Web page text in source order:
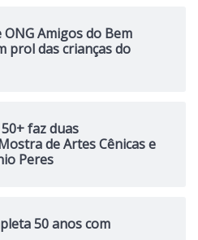
Amigos do Bem
prol das crianças do
faz duas
de Artes Cênicas e
Peres
50 anos com